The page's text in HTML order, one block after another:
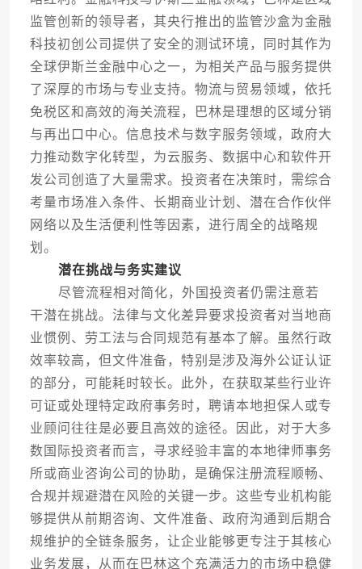
监管创新的领导者，其央行推出的监管沙盒为金融
科技初创公司提供了安全的测试环境，同时其作为
全球伊斯兰金融中心之一，为相关产品与服务提供
了深厚的市场与专业支持。物流与贸易领域，依托
免税区和高效的海关流程，巴林是理想的区域分销
与再出口中心。信息技术与数字服务领域，政府大
力推动数字化转型，为云服务、数据中心和软件开
发公司创造了大量需求。投资者在决策时，需综合
考量市场准入条件、长期商业计划、潜在合作伙伴
网络以及生活便利性等因素，进行周全的战略规
划。
潜在挑战与务实建议
尽管流程相对简化，外国投资者仍需注意若
干潜在挑战。法律与文化差异要求投资者对当地商
业惯例、劳工法与合同规范有基本了解。虽然行政
效率较高，但文件准备，特别是涉及海外公证认证
的部分，可能耗时较长。此外，在获取某些行业许
可证或处理特定政府事务时，聘请本地担保人或专
业顾问往往是必要且高效的途径。因此，对于大多
数国际投资者而言，寻求经验丰富的本地律师事务
所或商业咨询公司的协助，是确保注册流程顺畅、
合规并规避潜在风险的关键一步。这些专业机构能
够提供从前期咨询、文件准备、政府沟通到后期合
规维护的全链条服务，让企业能够更专注于其核心
业务发展，从而在巴林这个充满活力的市场中稳健